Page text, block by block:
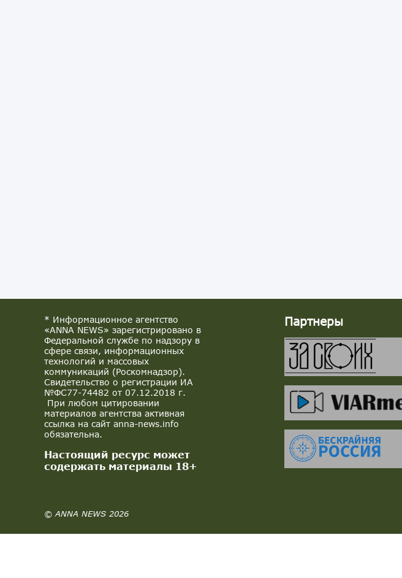
* Информационное агентство
«ANNA NEWS» зарегистрировано в
Федеральной службе по надзору в
сфере связи, информационных
технологий и массовых
коммуникаций (Роскомнадзор).
Свидетельство о регистрации ИА
№ФС77-74482 от 07.12.2018 г.
При любом цитировании
материалов агентства активная
ссылка на сайт anna-news.info
обязательна.
Настоящий ресурс может
содержать материалы 18+
© ANNA NEWS 2026
Партнеры